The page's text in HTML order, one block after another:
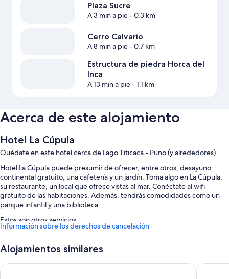
Plaza Sucre
A 3 min a pie- 0.3 km
Cerro Calvario
A 8 min a pie- 0.7 km
Estructura de piedra Horca del
Inca
A 13 min a pie- 1.1 km
Acerca de este alojamiento
Hotel La Cúpula
Quédate en este hotel cerca de Lago Titicaca - Puno (y alrededores)
Hotel La Cúpula puede presumir de ofrecer, entre otros, desayuno
continental gratuito, una cafetería y un jardín. Toma algo en La Cúpula,
su restaurante, un local que ofrece vistas al mar. Conéctate al wifi
gratuito de las habitaciones. Además, tendrás comodidades como un
parque infantil y una biblioteca.
Estos son otros servicios:
Consigna de equipaje, muebles de exterior y espacios sin humos
Asistencia turística y para la compra de entradas, servicios de
Información sobre los derechos de cancelación
Alojamientos similares
Mia Posada Copacabana Hotel